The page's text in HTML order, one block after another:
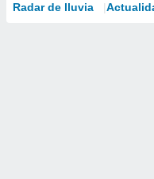
Radar de lluvia